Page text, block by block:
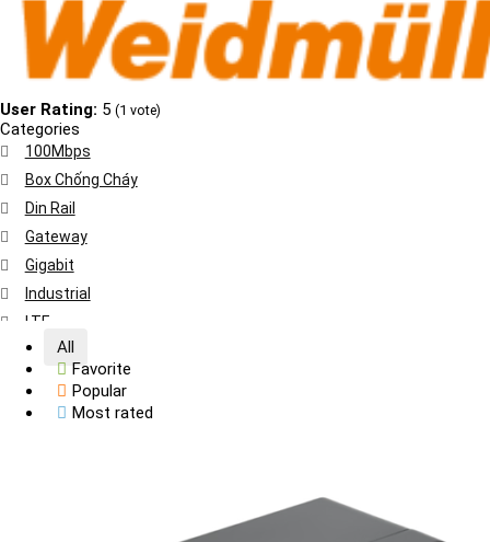
User Rating: 5 (1 vote)
Categories
100Mbps
Box Chống Cháy
Din Rail
Gateway
Gigabit
Industrial
LTE
Nguồn Công Nghiệp
SC Fiber
All
Favorite
Popular
Most rated